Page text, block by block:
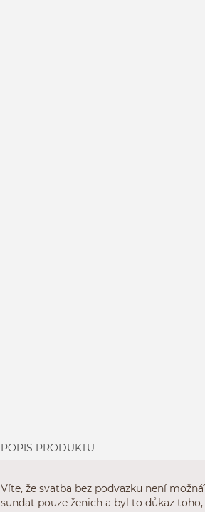
POPIS PRODUKTU
Víte, že svatba bez podvazku není
sundat pouze ženich a byl to důkaz